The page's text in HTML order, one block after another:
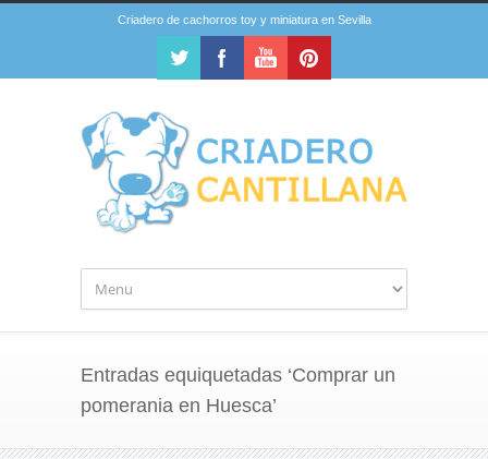
Criadero de cachorros toy y miniatura en Sevilla
Entradas equiquetadas ‘Comprar un
pomerania en Huesca’